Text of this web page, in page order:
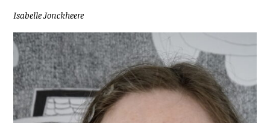
Isabelle Jonckheere